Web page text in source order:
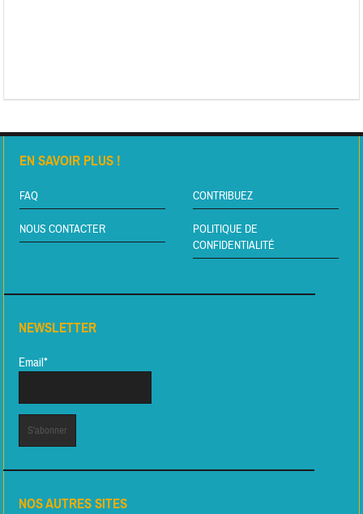
EN SAVOIR PLUS !
FAQ CONTRIBUEZ
NOUS CONTACTER
POLITIQUE DE
CONFIDENTIALITÉ
NEWSLETTER
Email*
NOS AUTRES SITES